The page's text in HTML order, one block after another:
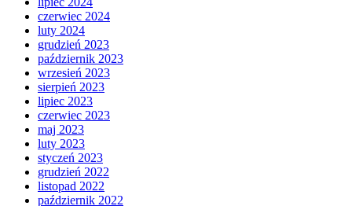
czerwiec 2024
luty 2024
grudzień 2023
październik 2023
wrzesień 2023
sierpień 2023
lipiec 2023
czerwiec 2023
maj 2023
luty 2023
styczeń 2023
grudzień 2022
listopad 2022
październik 2022